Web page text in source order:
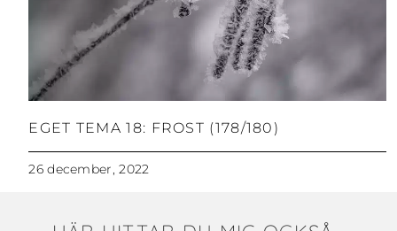
EGET TEMA 18: FROST (178/180)
26 december, 2022